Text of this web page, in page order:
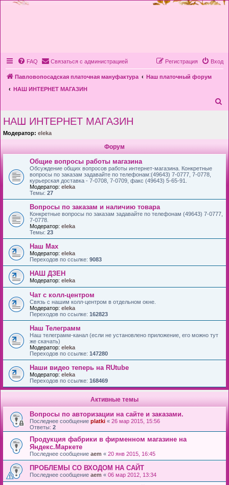
FAQ Связаться с администрацией Вход
Регистрация
Павловопосадская платочная мануфактура
Наш платочный форум
НАШ ИНТЕРНЕТ МАГАЗИН
НАШ ИНТЕРНЕТ МАГАЗИН
Модератор: eleka
Форум
Общие вопросы работы магазина
Обсуждение общих вопросов работы интернет-магазина. Конкретные
вопросы по заказам задавайте по телефонам:(49643) 7-0777, 7-0778,
курьерская доставка - 7-0708, 7-0709, факс (49643) 5-65-91.
Модератор: eleka
Темы: 27
Вопросы по заказам и наличию товара
Конкретные вопросы по заказам задавайте по телефонам (49643) 7-0777,
7-0778.
Модератор: eleka
Темы: 23
Наш Max
Модератор: eleka
Переходов по ссылке: 9083
НАШ ДЗЕН
Модератор: eleka
Чат с колл-центром
Связь с нашим колл-центром в отдельном окне.
Модератор: eleka
Переходов по ссылке: 162823
Наш Телеграмм
Наш телеграмм-канал (если не установлено приложение, его можно тут
же скачать)
Модератор: eleka
Переходов по ссылке: 147280
Наши видео теперь на RUtube
Модератор: eleka
Переходов по ссылке: 168469
Активные темы
Вопросы по авторизации на сайте и заказами.
Последнее сообщение platki « 26 мар 2015, 15:56
Ответы: 2
Продукция фабрики в фирменном магазине на
Яндекс.Маркете
Последнее сообщение aem « 20 янв 2015, 16:45
ПРОБЛЕМЫ СО ВХОДОМ НА САЙТ
Последнее сообщение aem « 06 мар 2012, 13:34